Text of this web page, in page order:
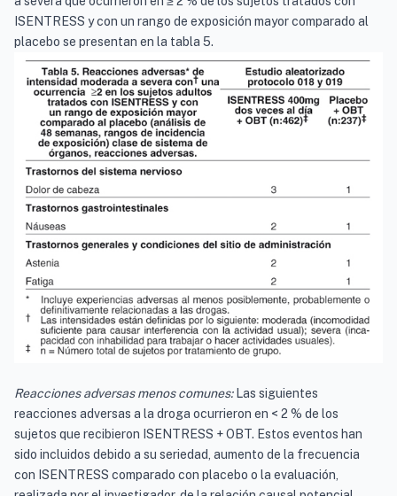
ISENTRESS y con un rango de exposición mayor comparado al
placebo se presentan en la tabla 5.
Reacciones adversas menos comunes:Las siguientes
reacciones adversas a la droga ocurrieron en < 2 % de los
sujetos que recibieron ISENTRESS + OBT. Estos eventos han
sido incluidos debido a su seriedad, aumento de la frecuencia
con ISENTRESS comparado con placebo o la evaluación,